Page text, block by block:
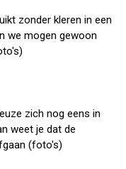
zonder kleren in een
we mogen gewoon
zich nog eens in
weet je dat de
(foto's)